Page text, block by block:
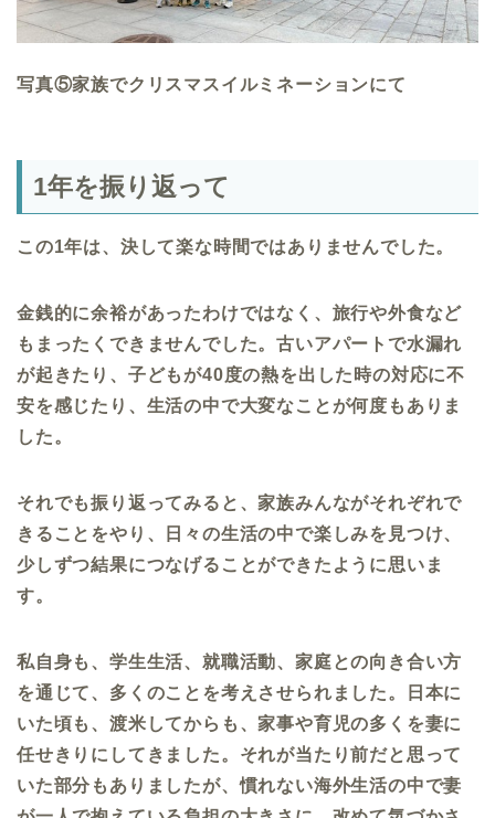
写真⑤家族でクリスマスイルミネーションにて
1年を振り返って
この1年は、決して楽な時間ではありませんでした。
金銭的に余裕があったわけではなく、旅行や外食など
もまったくできませんでした。古いアパートで水漏れ
が起きたり、子どもが40度の熱を出した時の対応に不
安を感じたり、生活の中で大変なことが何度もありま
した。
それでも振り返ってみると、家族みんながそれぞれで
きることをやり、日々の生活の中で楽しみを見つけ、
少しずつ結果につなげることができたように思いま
す。
私自身も、学生生活、就職活動、家庭との向き合い方
を通じて、多くのことを考えさせられました。日本に
いた頃も、渡米してからも、家事や育児の多くを妻に
任せきりにしてきました。それが当たり前だと思って
いた部分もありましたが、慣れない海外生活の中で妻